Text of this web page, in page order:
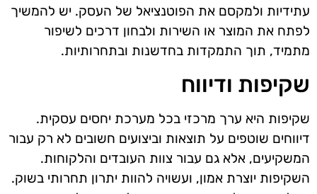
עתידיות ולמקסם את הפוטנציאל של העסק. יש להמשיך
לפתח את המוצר או השירות ולבחון דרכים לשיפור
מתמיד, תוך התמקדות בחדשנות ובתחרותיות.
שקיפות ודיווח
שקיפות היא ערך מרכזי בכל מערכת יחסים עסקית.
דיווחים שוטפים על תוצאות וביצועים חשובים לא רק עבור
המשקיעים, אלא גם עבור צוות העובדים והלקוחות.
השקיפות יוצרת אמון, ועשויה להוות יתרון תחרותי בשוק.